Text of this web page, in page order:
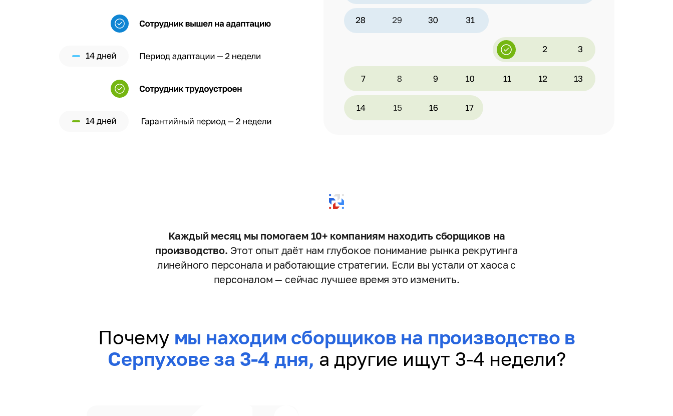
Каждый месяц мы помогаем 10+ компаниям находить сборщиков на
производство. Этот опыт даёт нам глубокое понимание рынка рекрутинга
линейного персонала и работающие стратегии. Если вы устали от хаоса с
персоналом — сейчас лучшее время это изменить.
Почему мы находим сборщиков на производство в
Серпухове за 3-4 дня, а другие ищут 3-4 недели?